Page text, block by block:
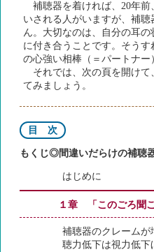
補聴器を着ければ、20年前
いされる人がいますが、補
ん。大切なのは、自分の耳
に付き合うことです。そう
の心強い相棒（＝パートナー
それでは、次の頁を開けて
てみましょう。
目 次
もくじ◎間違いだらけの補聴
はじめに
１章 「このごろ聞
補聴器のクレームが
聴力低下は視力低下